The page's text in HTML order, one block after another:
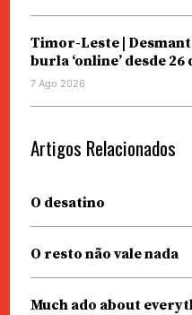
Timor-Leste |
burla ‘online’ desde 26
7 Ago 2026
Artigos Relacionados
O desatino
O resto não vale nada
Much ado about